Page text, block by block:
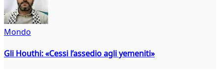
Mondo
Gli Houthi: «Cessi l’assedio agli yemeniti»